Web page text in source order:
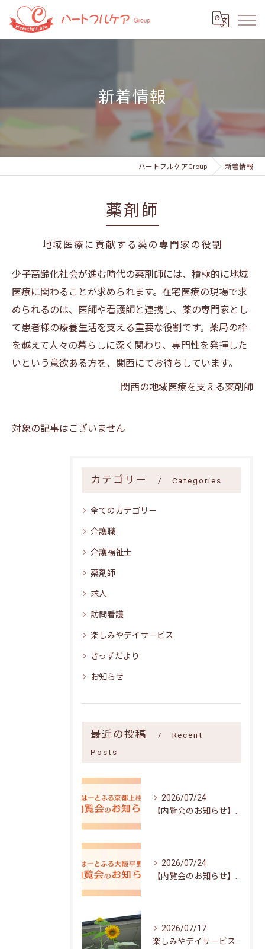
新着情報
ハートフルケアGroup 新着情報
薬剤師
地域医療に貢献する薬の専門家の役割
少子高齢化社会が進む時代の薬剤師には、積極的に地域
医療に関わることが求められます。在宅医療の現場で求
められるのは、医師や看護師と連携し、薬の専門家とし
て患者様の療養生活を支える重要な役割です。薬局の枠
を越えて人々の暮らしに深く関わり、専門性を発揮した
いという意欲ある方を、関西にてお待ちしています。
関西の地域医療を支える薬剤師
対象の記事はございません
カテゴリー Categories
全てのカテゴリー
介護職
介護福祉士
薬剤師
求人
訪問看護
楽しみやデイサービス
きっずだより
お知らせ
最近の投稿
Recent
Posts
2026/07/24
2026/07/24
2026/07/17